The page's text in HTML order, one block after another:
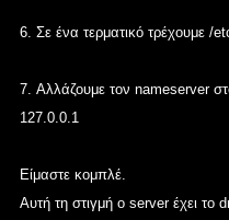
6. Σε ένα τερματικό τρέχουμε /
7. Αλλάζουμε τον nameserver
127.0.0.1
Είμαστε κομπλέ.
Αυτή τη στιγμή ο server έχει